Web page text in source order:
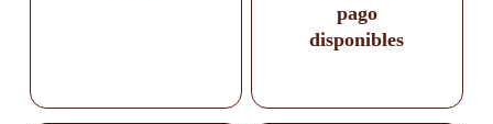
pago
disponibles